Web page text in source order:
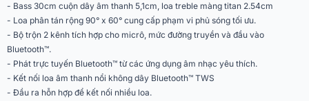
Góc phủ âm (Ngang x
Dọc)
90° x 60°
Kiểu loa
Số đường tiếng 2 đường tiếng
- Bass 30cm cuộn dây âm thanh 5,1cm, loa treble màng titan 2.54cm
- Loa phân tán rộng 90° x 60° cung cấp phạm vi phủ sóng tối ưu.
- Bộ trộn 2 kênh tích hợp cho micrô, mức đường truyền và đầu vào
Bluetooth™.
- Phát trực tuyến Bluetooth™ từ các ứng dụng âm nhạc yêu thích.
- Kết nối loa âm thanh nổi không dây Bluetooth™ TWS
- Đầu ra hỗn hợp để kết nối nhiều loa.